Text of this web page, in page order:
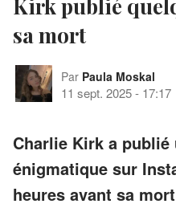
Kirk publié
sa mort
Par Paula Moskal
11 sept. 2025- 17:17
Charlie Kirk a publié
énigmatique sur
heures avant sa